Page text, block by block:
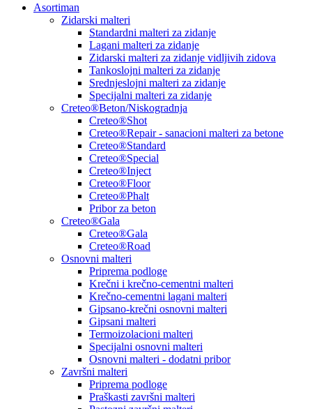
Asortiman
Zidarski malteri
Standardni malteri za zidanje
Lagani malteri za zidanje
Zidarski malteri za zidanje vidljivih zidova
Tankoslojni malteri za zidanje
Srednjeslojni malteri za zidanje
Specijalni malteri za zidanje
Creteo®Beton/Niskogradnja
Creteo®Shot
Creteo®Repair - sanacioni malteri za betone
Creteo®Standard
Creteo®Special
Creteo®Inject
Creteo®Floor
Creteo®Phalt
Pribor za beton
Creteo®Gala
Creteo®Gala
Creteo®Road
Osnovni malteri
Priprema podloge
Krečni i krečno-cementni malteri
Krečno-cementni lagani malteri
Gipsano-krečni osnovni malteri
Gipsani malteri
Termoizolacioni malteri
Specijalni osnovni malteri
Osnovni malteri - dodatni pribor
Završni malteri
Priprema podloge
Praškasti završni malteri